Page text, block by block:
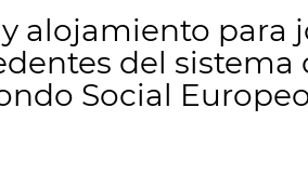
para
del
Social